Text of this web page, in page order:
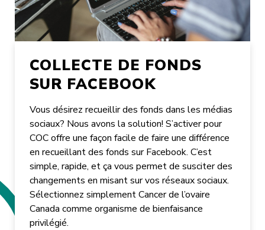
COLLECTE DE FONDS
SUR FACEBOOK
Vous désirez recueillir des fonds dans les médias
sociaux? Nous avons la solution! S’activer pour
COC offre une façon facile de faire une différence
en recueillant des fonds sur Facebook. C’est
simple, rapide, et ça vous permet de susciter des
changements en misant sur vos réseaux sociaux.
Sélectionnez simplement Cancer de l’ovaire
Canada comme organisme de bienfaisance
privilégié.